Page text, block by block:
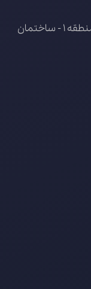
گیلان - رشت - معلم - بعد از شهرداری منطقه 1 - ساختمان